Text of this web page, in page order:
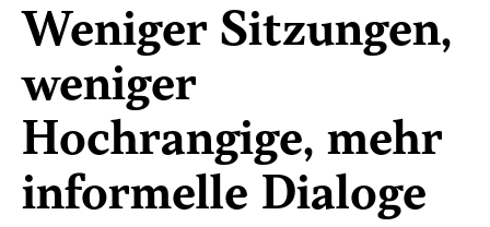
Weniger Sitzungen,
weniger
Hochrangige, mehr
informelle Dialoge